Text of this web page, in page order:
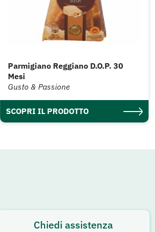
Parmigiano Reggiano D.O.P. 30
Mesi
Gusto & Passione
SCOPRI IL PRODOTTO
Chiedi assistenza